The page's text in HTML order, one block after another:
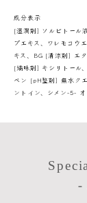
成分表示
[湿潤剤] ソルビトール
プエキス、ワレモコウ
キス、BG [清涼剤] エ
[矯味剤] キシリトール
ベン [pH整剤] 無水ク
ントイン、シメン-5-
-